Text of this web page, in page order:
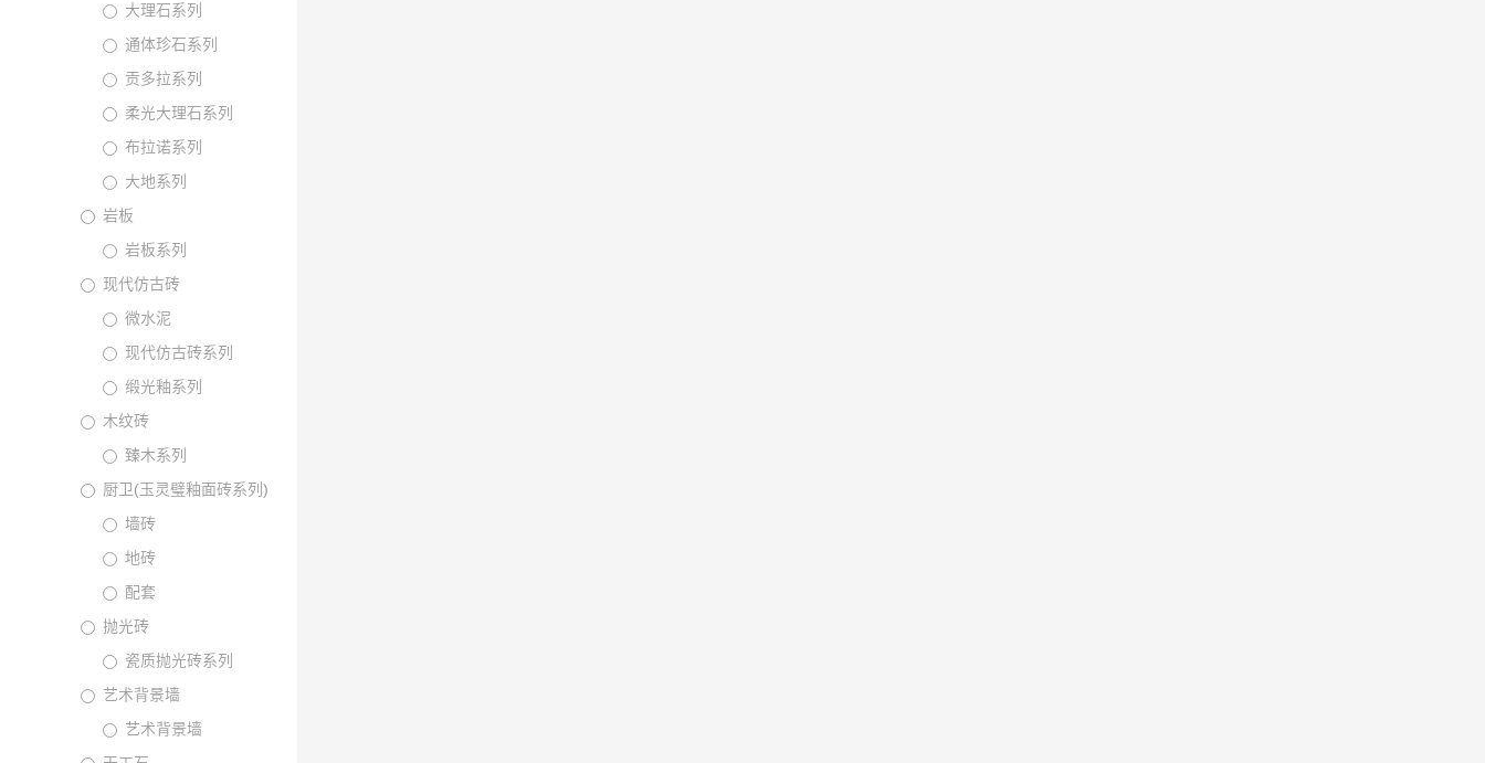
大理石系列
通体珍石系列
贡多拉系列
柔光大理石系列
布拉诺系列
大地系列
岩板
岩板系列
现代仿古砖
微水泥
现代仿古砖系列
缎光釉系列
木纹砖
臻木系列
厨卫(玉灵璧釉面砖系列)
墙砖
地砖
配套
抛光砖
瓷质抛光砖系列
艺术背景墙
艺术背景墙